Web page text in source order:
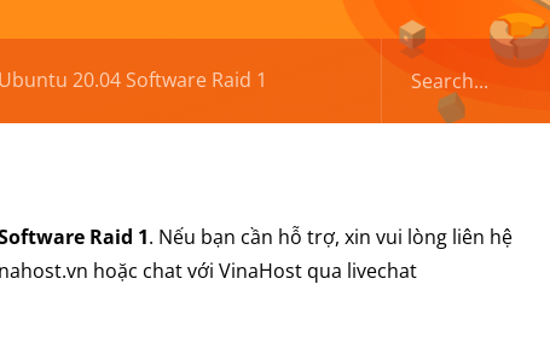
20.04 Software Raid 1
Raid 1. Nếu bạn cần hỗ trợ, xin vui lòng liên hệ
hoặc chat với VinaHost qua livechat